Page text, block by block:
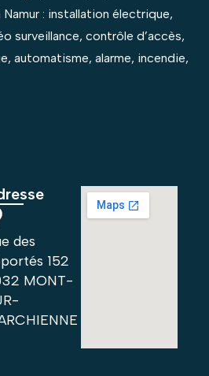
: installation électrique,
surveillance, contrôle d’accès,
automatisme, alarme, incendie,
des
152
MONT-